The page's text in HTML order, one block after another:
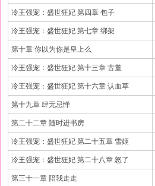
冷王强宠：盛世狂妃 第四章 包子
冷王强宠：盛世狂妃 第七章 绑架
第十章 你以为你是皇上么
冷王强宠：盛世狂妃 第十三章 古董
冷王强宠：盛世狂妃 第十六章 认血草
第十九章 肆无忌惮
第二十二章 随时进书房
冷王强宠：盛世狂妃 第二十五章 雪姬
冷王强宠：盛世狂妃 第二十八章 怒了
第三十一章 陪我走走